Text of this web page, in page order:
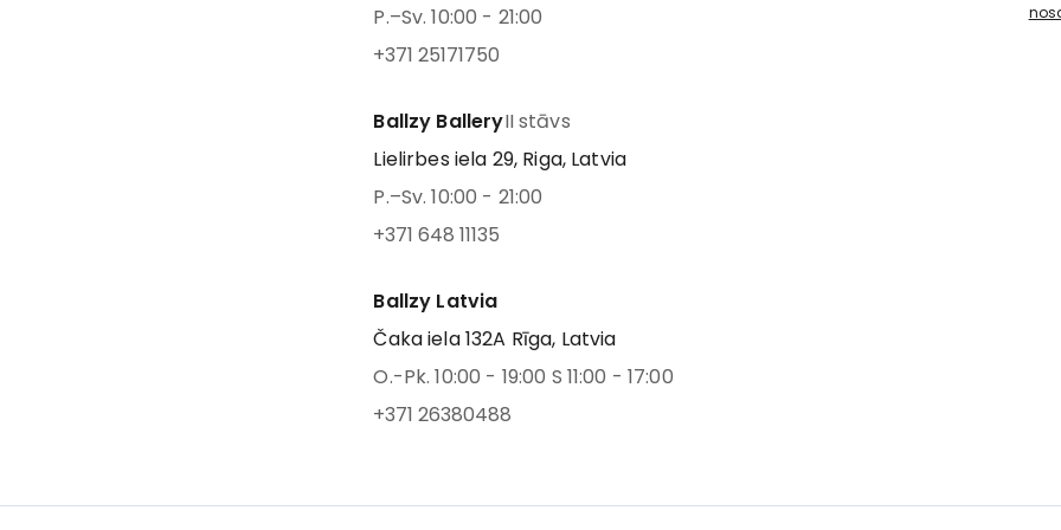
P.–Sv. 10:00 - 21:00
+371 25171750
Ballzy BalleryII stāvs
Lielirbes iela 29, Riga, Latvia
P.–Sv. 10:00 - 21:00
+371 648 11135
Ballzy Latvia
Čaka iela 132A Rīga, Latvia
O.-Pk. 10:00 - 19:00 S 11:00 - 17:00
+371 26380488